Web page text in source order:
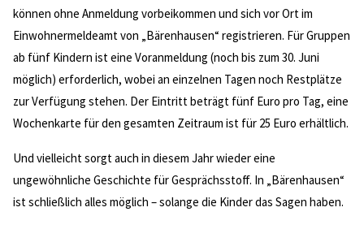
können ohne Anmeldung vorbeikommen und sich vor Ort im
Einwohnermeldeamt von „Bärenhausen“ registrieren. Für Gruppen
ab fünf Kindern ist eine Voranmeldung (noch bis zum 30. Juni
möglich) erforderlich, wobei an einzelnen Tagen noch Restplätze
zur Verfügung stehen. Der Eintritt beträgt fünf Euro pro Tag, eine
Wochenkarte für den gesamten Zeitraum ist für 25 Euro erhältlich.
Und vielleicht sorgt auch in diesem Jahr wieder eine
ungewöhnliche Geschichte für Gesprächsstoff. In „Bärenhausen“
ist schließlich alles möglich – solange die Kinder das Sagen haben.